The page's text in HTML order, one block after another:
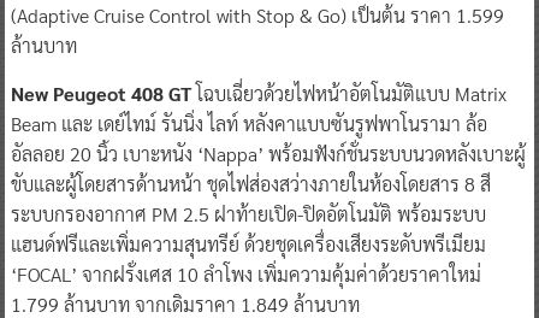
(Adaptive Cruise Control with Stop & Go) เป็นต้น ราคา 1.599
ล้านบาท
New Peugeot 408 GTโฉบเฉี่ยวด้วยไฟหน้าอัตโนมัติแบบ Matrix
Beam และ เดย์ไทม์ รันนิ่ง ไลท์ หลังคาแบบซันรูฟพาโนรามา ล้อ
อัลลอย 20 นิ้ว เบาะหนัง ‘Nappa’ พร้อมฟังก์ชั่นระบบนวดหลังเบาะผู้
ขับและผู้โดยสารด้านหน้า ชุดไฟส่องสว่างภายในห้องโดยสาร 8 สี
ระบบกรองอากาศ PM 2.5 ฝาท้ายเปิด-ปิดอัตโนมัติ พร้อมระบบ
แฮนด์ฟรีและเพิ่มความสุนทรีย์ ด้วยชุดเครื่องเสียงระดับพรีเมียม
‘FOCAL’ จากฝรั่งเศส 10 ลำโพง เพิ่มความคุ้มค่าด้วยราคาใหม่
1.799 ล้านบาท จากเดิมราคา 1.849 ล้านบาท